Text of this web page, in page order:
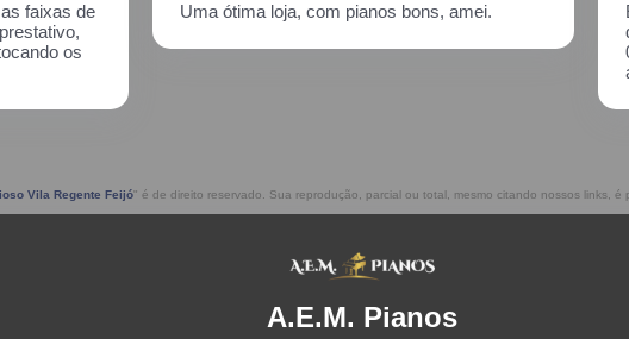
amei.
Excelente atendimento!! Enviei um piano para
02/2021, incluindo o transporte. Muito
Vila Regente Feijó" é de direito reservado. Sua reprodução, parcial ou total, mesmo citando nossos links,
A.E.M. Pianos